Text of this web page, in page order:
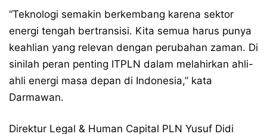
“Teknologi semakin berkembang karena sektor
energi tengah bertransisi. Kita semua harus punya
keahlian yang relevan dengan perubahan zaman. Di
sinilah peran penting ITPLN dalam melahirkan ahli-
ahli energi masa depan di Indonesia,” kata
Darmawan.
Direktur Legal & Human Capital PLN Yusuf Didi